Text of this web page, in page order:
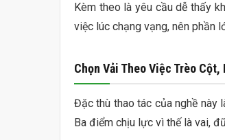
Kèm theo là yêu cầu dễ thấy
việc lúc chạng vạng, nên phần
Chọn Vải Theo Việc Trèo
Đặc thù thao tác của nghề này
Ba điểm chịu lực vì thế là vai,